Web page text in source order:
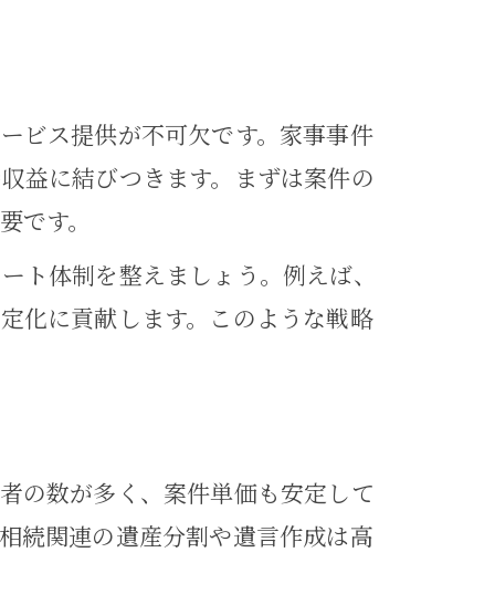
ビス提供が不可欠です。家事事件
益に結びつきます。まずは案件の
す。
体制を整えましょう。例えば、
化に貢献します。このような戦略
の数が多く、案件単価も安定して
続関連の遺産分割や遺言作成は高